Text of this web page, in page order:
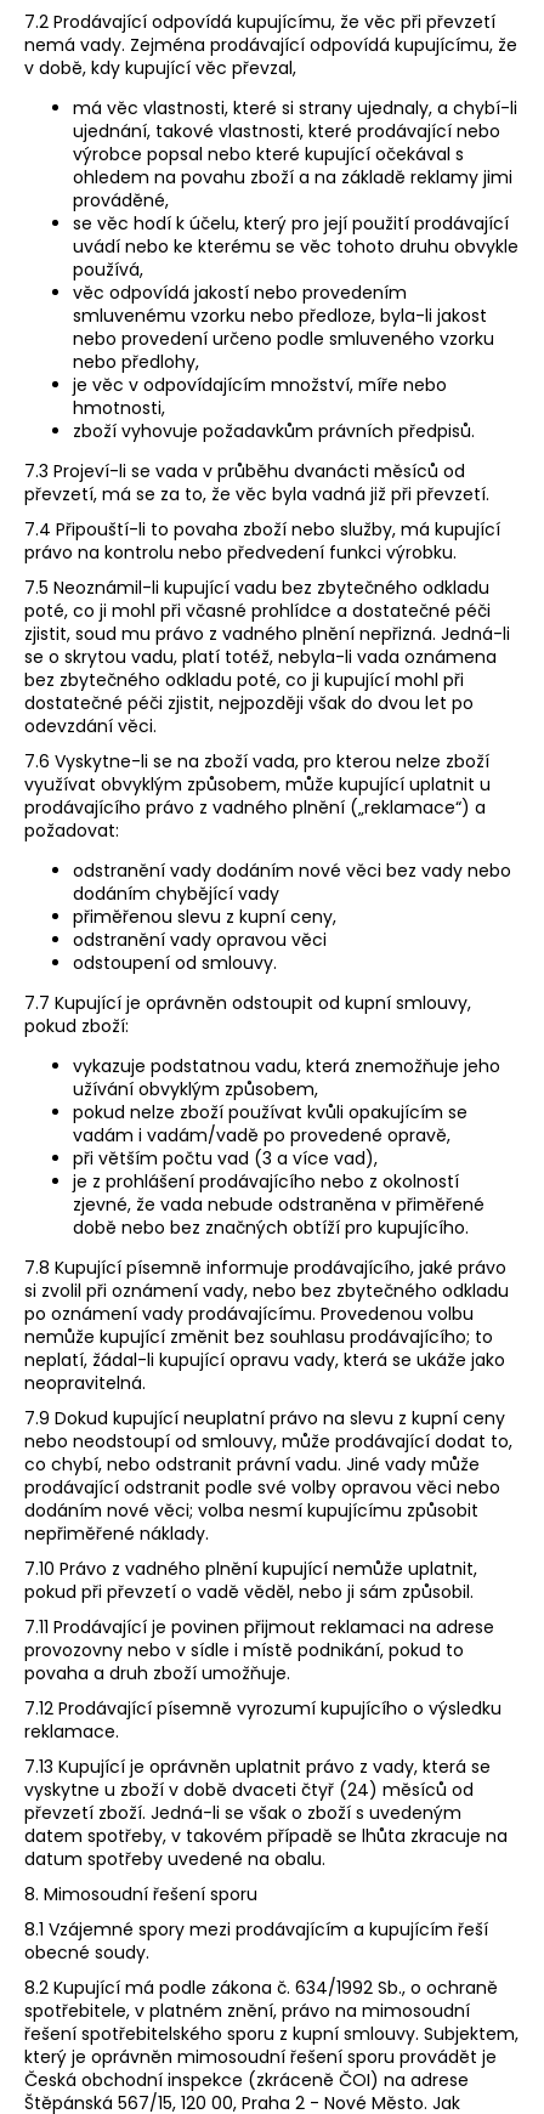
7.2 Prodávající odpovídá kupujícímu, že věc při převzetí
nemá vady. Zejména prodávající odpovídá kupujícímu, že
v době, kdy kupující věc převzal,
má věc vlastnosti, které si strany ujednaly, a chybí-li
ujednání, takové vlastnosti, které prodávající nebo
výrobce popsal nebo které kupující očekával s
ohledem na povahu zboží a na základě reklamy jimi
prováděné,
se věc hodí k účelu, který pro její použití prodávající
uvádí nebo ke kterému se věc tohoto druhu obvykle
používá,
věc odpovídá jakostí nebo provedením
smluvenému vzorku nebo předloze, byla-li jakost
nebo provedení určeno podle smluveného vzorku
nebo předlohy,
je věc v odpovídajícím množství, míře nebo
hmotnosti,
zboží vyhovuje požadavkům právních předpisů.
7.3 Projeví-li se vada v průběhu dvanácti měsíců od
převzetí, má se za to, že věc byla vadná již při převzetí.
7.4 Připouští-li to povaha zboží nebo služby, má kupující
právo na kontrolu nebo předvedení funkci výrobku.
7.5 Neoznámil-li kupující vadu bez zbytečného odkladu
poté, co ji mohl při včasné prohlídce a dostatečné péči
zjistit, soud mu právo z vadného plnění nepřizná. Jedná-li
se o skrytou vadu, platí totéž, nebyla-li vada oznámena
bez zbytečného odkladu poté, co ji kupující mohl při
dostatečné péči zjistit, nejpozději však do dvou let po
odevzdání věci.
7.6 Vyskytne-li se na zboží vada, pro kterou nelze zboží
využívat obvyklým způsobem, může kupující uplatnit u
prodávajícího právo z vadného plnění („reklamace“) a
požadovat:
odstranění vady dodáním nové věci bez vady nebo
dodáním chybějící vady
přiměřenou slevu z kupní ceny,
odstranění vady opravou věci
odstoupení od smlouvy.
7.7 Kupující je oprávněn odstoupit od kupní smlouvy,
pokud zboží:
vykazuje podstatnou vadu, která znemožňuje jeho
užívání obvyklým způsobem,
pokud nelze zboží používat kvůli opakujícím se
vadám i vadám/vadě po provedené opravě,
při větším počtu vad (3 a více vad),
je z prohlášení prodávajícího nebo z okolností
zjevné, že vada nebude odstraněna v přiměřené
době nebo bez značných obtíží pro kupujícího.
7.8 Kupující písemně informuje prodávajícího, jaké právo
si zvolil při oznámení vady, nebo bez zbytečného odkladu
po oznámení vady prodávajícímu. Provedenou volbu
nemůže kupující změnit bez souhlasu prodávajícího; to
neplatí, žádal-li kupující opravu vady, která se ukáže jako
neopravitelná.
7.9 Dokud kupující neuplatní právo na slevu z kupní ceny
nebo neodstoupí od smlouvy, může prodávající dodat to,
co chybí, nebo odstranit právní vadu. Jiné vady může
prodávající odstranit podle své volby opravou věci nebo
dodáním nové věci; volba nesmí kupujícímu způsobit
nepřiměřené náklady.
7.10 Právo z vadného plnění kupující nemůže uplatnit,
pokud při převzetí o vadě věděl, nebo ji sám způsobil.
7.11 Prodávající je povinen přijmout reklamaci na adrese
provozovny nebo v sídle i místě podnikání, pokud to
povaha a druh zboží umožňuje.
7.12 Prodávající písemně vyrozumí kupujícího o výsledku
reklamace.
7.13 Kupující je oprávněn uplatnit právo z vady, která se
vyskytne u zboží v době dvaceti čtyř (24) měsíců od
převzetí zboží. Jedná-li se však o zboží s uvedeným
datem spotřeby, v takovém případě se lhůta zkracuje na
datum spotřeby uvedené na obalu.
8. Mimosoudní řešení sporu
8.1 Vzájemné spory mezi prodávajícím a kupujícím řeší
obecné soudy.
8.2 Kupující má podle zákona č. 634/1992 Sb., o ochraně
spotřebitele, v platném znění, právo na mimosoudní
řešení spotřebitelského sporu z kupní smlouvy. Subjektem,
který je oprávněn mimosoudní řešení sporu provádět je
Česká obchodní inspekce (zkráceně ČOI) na adrese
Štěpánská 567/15, 120 00, Praha 2 - Nové Město. Jak